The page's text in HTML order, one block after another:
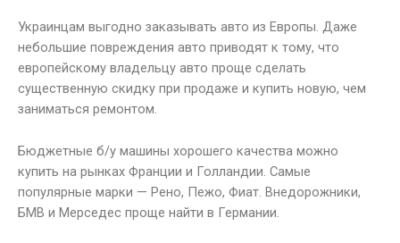
Украинцам выгодно заказывать авто из Европы. Даже
небольшие повреждения авто приводят к тому, что
европейскому владельцу авто проще сделать
существенную скидку при продаже и купить новую, чем
заниматься ремонтом.
Бюджетные б/у машины хорошего качества можно
купить на рынках Франции и Голландии. Самые
популярные марки — Рено, Пежо, Фиат. Внедорожники,
БМВ и Мерседес проще найти в Германии.